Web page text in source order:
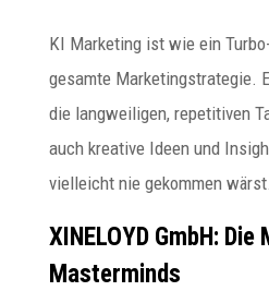
KI Marketing ist wie ein
gesamte Marketingstrategie.
die langweiligen, repetitiven
auch kreative Ideen und
vielleicht nie gekommen wärst.
XINELOYD GmbH:
Masterminds